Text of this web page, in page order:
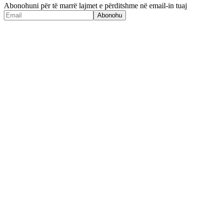
Abonohuni për të marrë lajmet e përditshme në email-in tuaj
Abonohu